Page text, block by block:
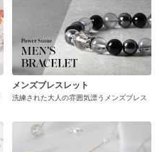
メンズブレスレット
洗練された大人の雰囲気漂うメンズブレス